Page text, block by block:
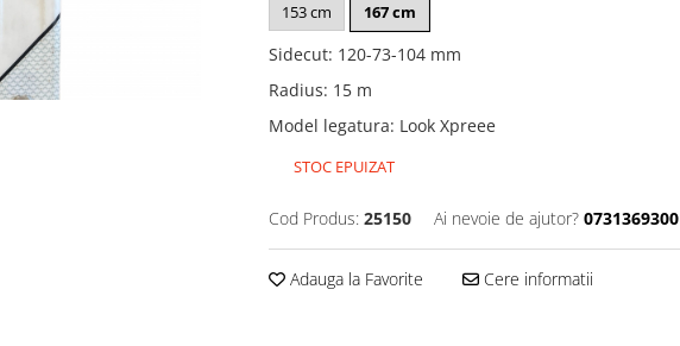
153 cm 167 cm
Sidecut: 120-73-104 mm
Radius: 15 m
Model legatura: Look Xpreee
STOC EPUIZAT
Cod Produs: 25150 Ai nevoie de ajutor? 0731369300
Adauga la Favorite Cere informatii